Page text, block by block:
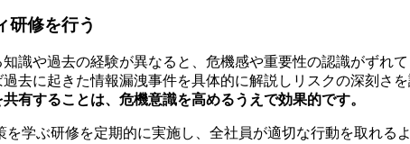
研修を行う
識や過去の経験が異なると、危機感や重要性の認識がず
去に起きた情報漏洩事件を具体的に解説しリスクの深刻さ
有することは、危機意識を高めるうえで効果的です。
を学ぶ研修を定期的に実施し、全社員が適切な行動を取れ